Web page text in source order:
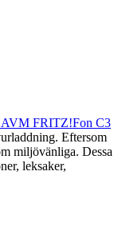
AVM FRITZ!Fon C3
Eftersom
miljövänliga. Dessa
leksaker,